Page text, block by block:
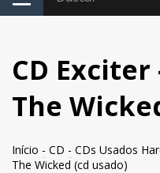
CD
The
Início - CD - CDs Usados
The Wicked (cd usado)